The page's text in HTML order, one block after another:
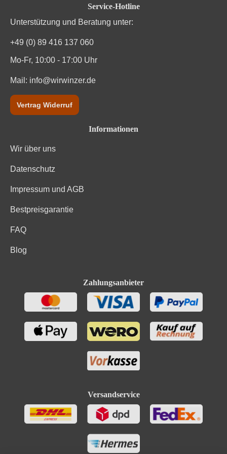
Traubenfarbe
Vegan
Service-Hotline
Unterstützung und Beratung unter:
+49 (0) 89 416 137 060
Mo-Fr, 10:00 - 17:00 Uhr
Mail: info@wirwinzer.de
Vertrag Widerruf
Informationen
Wir über uns
Datenschutz
Impressum und AGB
Bestpreisgarantie
FAQ
Blog
Zahlungsanbieter
Versandservice